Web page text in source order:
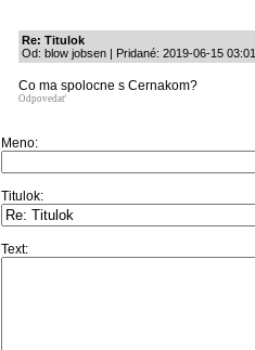
Re: Titulok
Od: blow jobsen | Pridané: 2019-06-15
Co ma spolocne s Cernakom?
Odpovedať
Meno:
Titulok:
Text: